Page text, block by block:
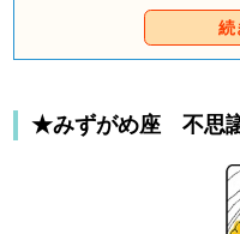
おしゃべりし
よ。みんなと
ハッピーエン
続
★みずがめ座 不思